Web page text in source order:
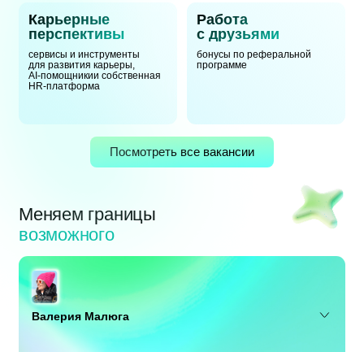
Карьерные
перспективы
сервисы и инструменты
для развития карьеры,
AI-помощникии собственная
HR-платформа
Работа
с друзьями
бонусы по реферальной
программе
Посмотреть все вакансии
Меняем границы
возможного
Валерия Малюга